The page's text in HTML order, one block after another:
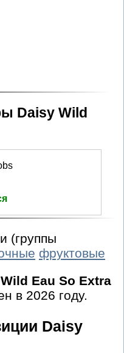
Daisy Wild
(группы
фруктовые
Eau So Extra
в 2026 году.
Daisy